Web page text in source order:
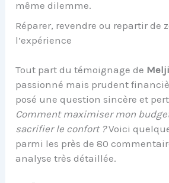
même dilemme.
Réparer, revendre ou repartir de
l’expérience
Tout part du témoignage de
passionné mais prudent
posé une question sincère et
Comment maximiser mon
sacrifier le confort ?Voici
parmi les près de 80
analyse très détaillée.